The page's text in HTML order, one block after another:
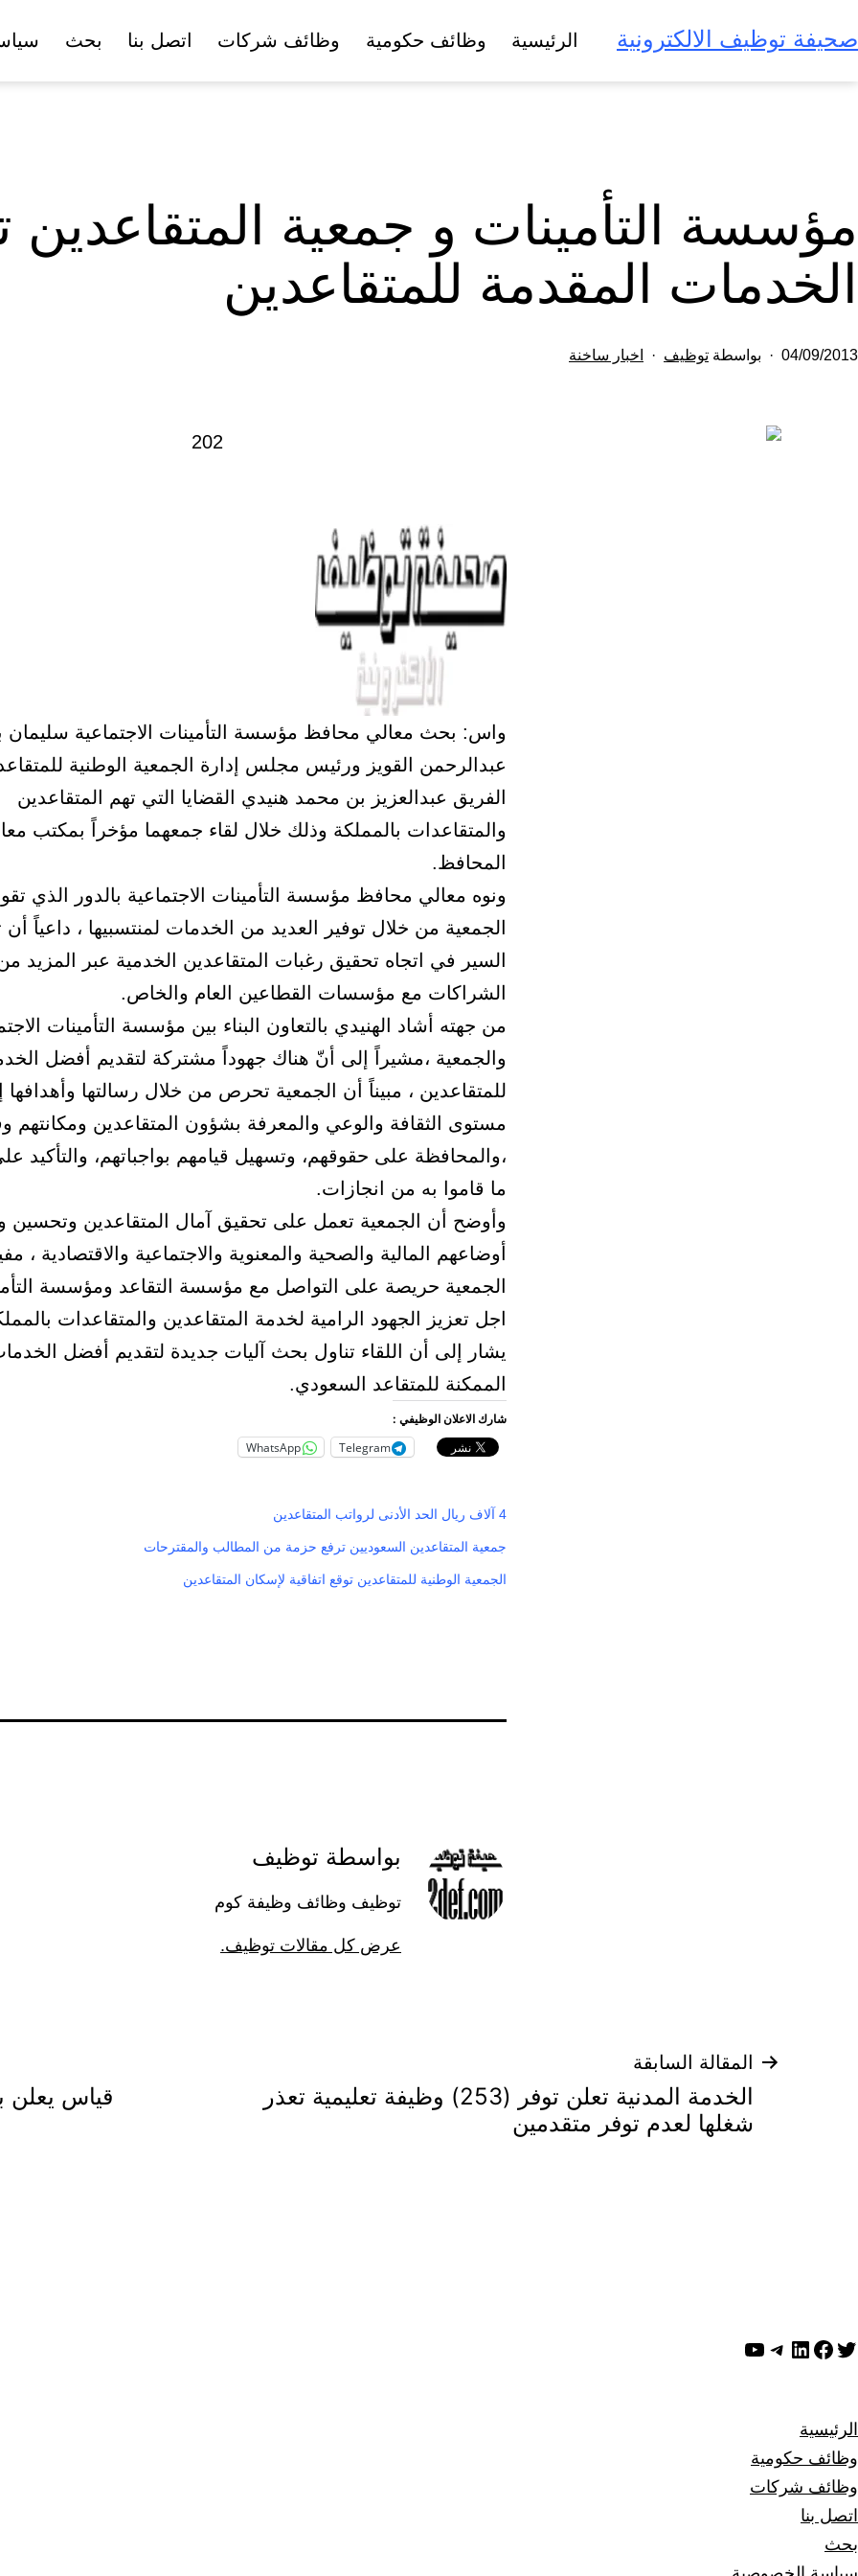
إلى
المحتوى
صحيفة توظيف الالكترونية الرئيسية وظائف حكومية وظائف شركات اتصل بنا بحث
مؤسسة التأمينات و جمعية المتقاعدين
الخدمات المقدمة للمتقاعدين
تم
04/09/2013 بواسطة توظيف اخبار ساخنة
واس: بحث معالي محافظ مؤسسة التأمينات الاجتماعية سليمان
عبدالرحمن القويز ورئيس مجلس إدارة الجمعية الوطنية
الفريق عبدالعزيز بن محمد هنيدي القضايا التي تهم المتقاعدين
والمتقاعدات بالمملكة وذلك خلال لقاء جمعهما مؤخراً بمكتب
المحافظ.
ونوه معالي محافظ مؤسسة التأمينات الاجتماعية بالدور الذي
الجمعية من خلال توفير العديد من الخدمات لمنتسبيها ، داعياً
السير في اتجاه تحقيق رغبات المتقاعدين الخدمية عبر المزيد
الشراكات مع مؤسسات القطاعين العام والخاص.
من جهته أشاد الهنيدي بالتعاون البناء بين مؤسسة التأمينات
والجمعية ،مشيراً إلى أنّ هناك جهوداً مشتركة لتقديم أفضل
للمتقاعدين ، مبيناً أن الجمعية تحرص من خلال رسالتها وأهدافها
مستوى الثقافة والوعي والمعرفة بشؤون المتقاعدين ومكانتهم
،والمحافظة على حقوقهم، وتسهيل قيامهم بواجباتهم، والتأكيد
ما قاموا به من انجازات.
وأوضح أن الجمعية تعمل على تحقيق آمال المتقاعدين وتحسين
أوضاعهم المالية والصحية والمعنوية والاجتماعية والاقتصادية ،
الجمعية حريصة على التواصل مع مؤسسة التقاعد ومؤسسة
اجل تعزيز الجهود الرامية لخدمة المتقاعدين والمتقاعدات
يشار إلى أن اللقاء تناول بحث آليات جديدة لتقديم أفضل
الممكنة للمتقاعد السعودي.
شارك الاعلان الوظيفي :
Telegram
WhatsApp
4 آلاف ريال الحد الأدنى لرواتب المتقاعدين
جمعية المتقاعدين السعوديين ترفع حزمة من المطالب والمقترحات
الجمعية الوطنية للمتقاعدين توقع اتفاقية لإسكان المتقاعدين
بواسطة توظيف
توظيف وظائف وظيفة كوم
عرض كل مقالات توظيف.
تصفّح
المقالات
المقالة السابقة
الخدمة المدنية تعلن توفر (253) وظيفة تعليمية تعذر
شغلها لعدم توفر متقدمين
قياس يعلن
تويترفيسبوك
لينكد إن تيليجرام
يوتيوب
الرئيسية
وظائف حكومية
وظائف شركات
اتصل بنا
بحث